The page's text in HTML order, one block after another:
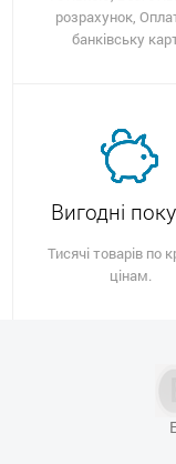
розрахунок,
банківську
Вигодні
Тисячі товарів по
цінам.